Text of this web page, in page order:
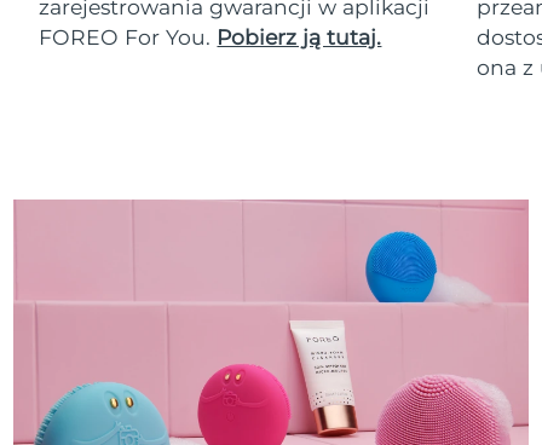
zarejestrowania gwarancji w aplikacji
FOREO For You. Pobierz ją tutaj.
ona z